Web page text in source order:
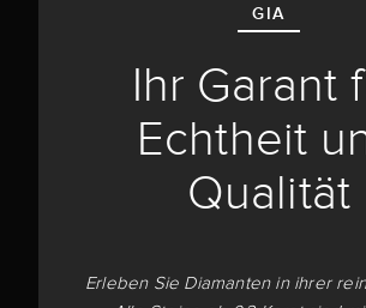
GIA
Ihr Garant
Echtheit
Qualität
Erleben Sie Diamanten in ihrer